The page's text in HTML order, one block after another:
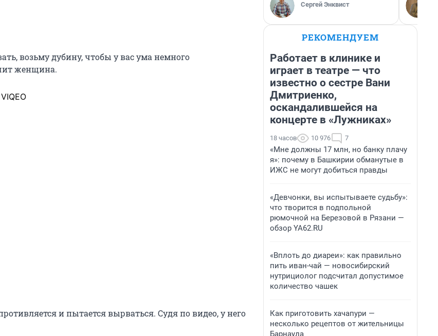
возьму дубину, чтобы у вас ума немного
женщина.
и пытается вырваться. Судя по видео, у него
Сергей Энквист
РЕКОМЕНДУЕМ
Работает в клинике и
играет в театре — что
известно о сестре Вани
Дмитриенко,
оскандалившейся на
концерте в «Лужниках»
18 часов 10 976 7
«Мне должны 17 млн, но банку плачу
я»: почему в Башкирии обманутые в
ИЖС не могут добиться правды
«Девчонки, вы испытываете судьбу»:
что творится в подпольной
рюмочной на Березовой в Рязани —
обзор YA62.RU
«Вплоть до диареи»: как правильно
пить иван-чай — новосибирский
нутрициолог подсчитал допустимое
количество чашек
Как приготовить хачапури —
несколько рецептов от жительницы
Барнаула